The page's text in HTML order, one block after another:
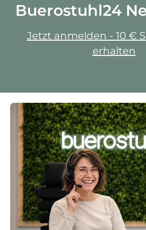
Buerostuhl24
Jetzt anmelden - 10 €
erhalten